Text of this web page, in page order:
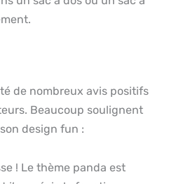
de nombreux avis positifs
Beaucoup soulignent
design fun :
! Le thème panda est